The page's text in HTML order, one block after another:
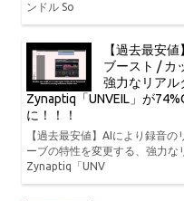
ンドル So
【過去最安
ブースト / カ
強力なリアル
Zynaptiq「UNVEIL」が
に！！！
【過去最安値】AIにより録音
ーブの特性を変更する、強力な
Zynaptiq「UNV